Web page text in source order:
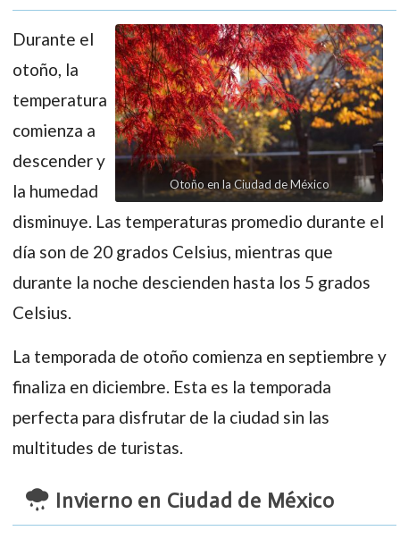
Otoño en la Ciudad de México
Durante el
otoño, la
temperatura
comienza a
descender y
la humedad
disminuye. Las temperaturas promedio durante el
día son de 20 grados Celsius, mientras que
durante la noche descienden hasta los 5 grados
Celsius.
La temporada de otoño comienza en septiembre y
finaliza en diciembre. Esta es la temporada
perfecta para disfrutar de la ciudad sin las
multitudes de turistas.
Invierno en Ciudad de México